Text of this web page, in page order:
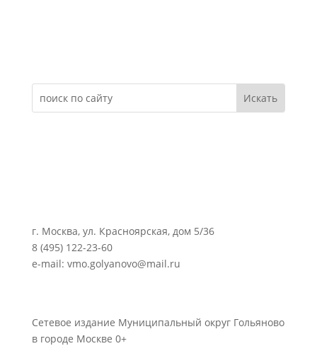
г. Москва, ул. Красноярская, дом 5/36
8 (495) 122-23-60
e-mail: vmo.golyanovo@mail.ru
Сетевое издание Муниципальный округ Гольяново
в городе Москве 0+